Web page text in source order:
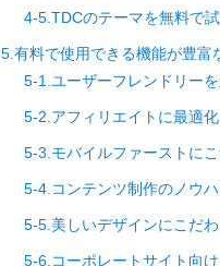
4-5.TDCのテーマを無料で
5.有料で使用できる機能が豊富
5-1.ユーザーフレンドリーを
5-2.アフィリエイトに最適化
5-3.モバイルファーストにこ
5-4.コンテンツ制作のノウハ
5-5.美しいデザインにこだわ
5-6.コーポレートサイト向け